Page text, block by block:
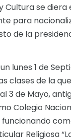
Cultura se
para
de la
lunes 1 de
clases de la
3 de Mayo,
Colegio
Religiosa